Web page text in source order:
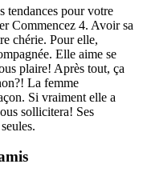
tendances pour votre
Commencez 4. Avoir sa
chérie. Pour elle,
Elle aime se
plaire! Après tout, ça
La femme
Si vraiment elle a
sollicitera! Ses